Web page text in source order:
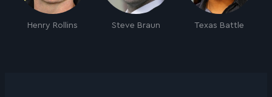
Henry Rollins Steve Braun Texas Battle